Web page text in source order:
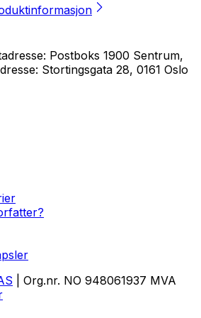
Postboks 1900 Sentrum,
Stortingsgata 28, 0161 Oslo
| Org.nr. NO 948061937 MVA